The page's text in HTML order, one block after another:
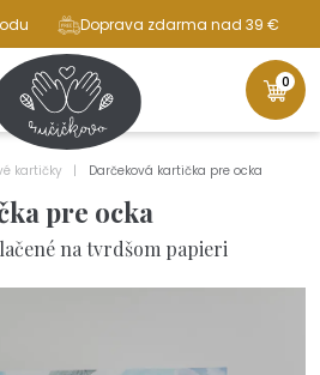
Doprava zdarma nad 39 €
0
kartičky Darčeková kartička pre ocka
pre ocka
na tvrdšom papieri